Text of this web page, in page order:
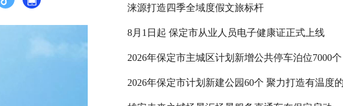
涞源打造四季全域度假文旅标杆
8月1日起 保定市从业人员电子健康证正式上线
2026年保定市主城区计划新增公共停车泊位7000个
2026年保定市计划新建公园60个 聚力打造有温度